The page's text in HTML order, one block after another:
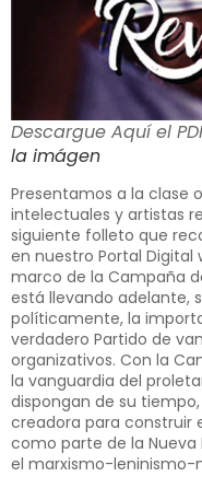
Descargue Aquí el
la imágen
Presentamos a la clase
intelectuales y artistas
siguiente folleto que
en nuestro Portal Digital
marco de la Campaña
está llevando adelante,
políticamente, la
verdadero Partido de
organizativos. Con la
la vanguardia del
dispongan de su
creadora para construir
como parte de la
el marxismo-leninismo-